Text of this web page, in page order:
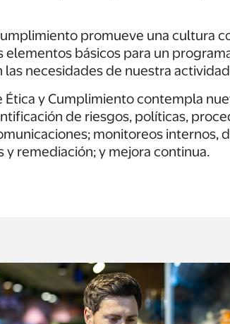
promueve una cultura
básicos para un
las necesidades de nuestra
Ética y Cumplimiento contempla
de riesgos, políticas,
monitoreos internos,
remediación; y mejora continua.